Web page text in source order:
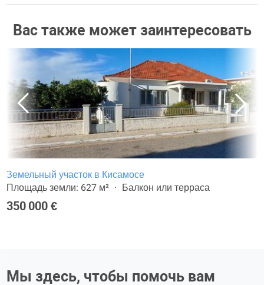
Вас также может заинтересовать
Земельный участок в Кисамосе
Площадь земли: 627 м²
Балкон или терраса
350 000 €
Мы здесь, чтобы помочь вам